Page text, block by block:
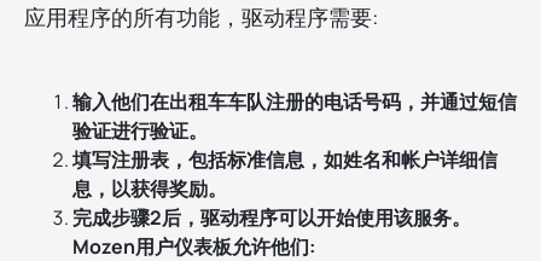
应用程序的所有功能，驱动程序需要:
输入他们在出租车车队注册的电话号码，并通过短信
验证进行验证。
填写注册表，包括标准信息，如姓名和帐户详细信
息，以获得奖励。
完成步骤2后，驱动程序可以开始使用该服务。
Mozen用户仪表板允许他们: